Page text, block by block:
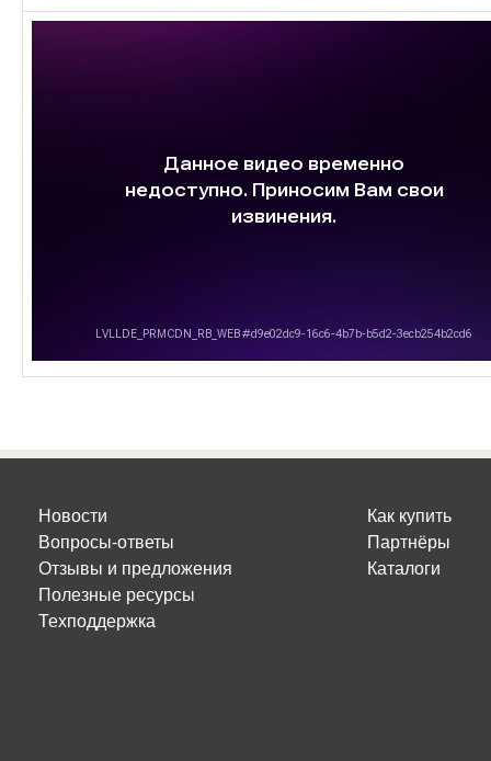
Новости
Вопросы-ответы
Отзывы и предложения
Полезные ресурсы
Техподдержка
Как купить
Партнёры
Каталоги